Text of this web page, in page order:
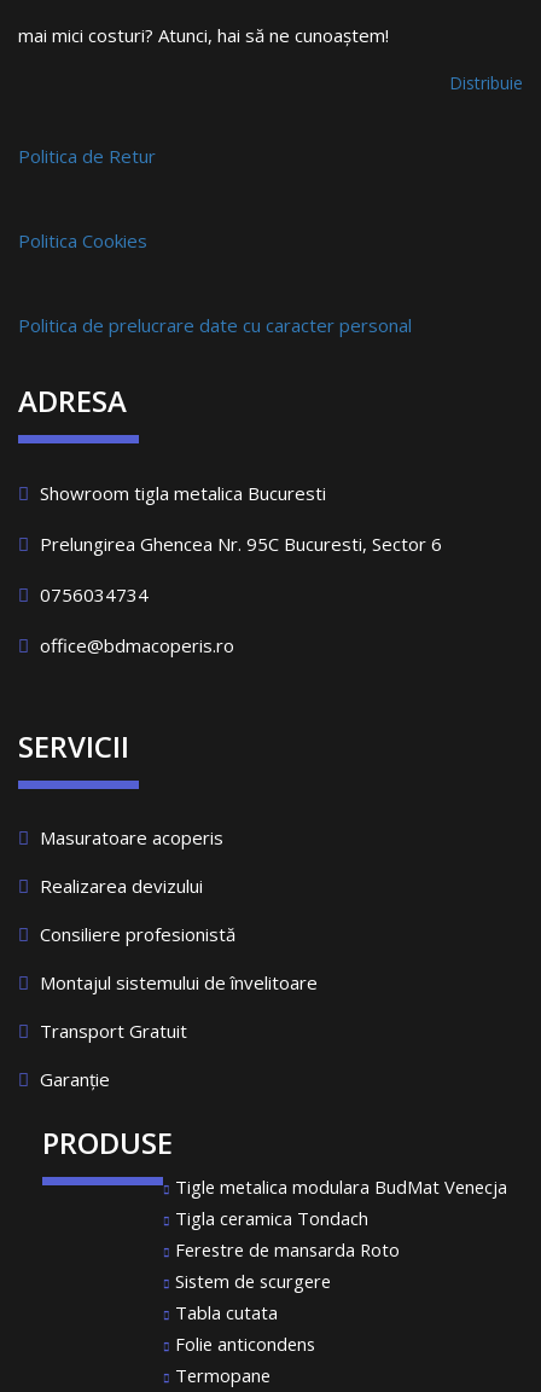
mai mici costuri? Atunci, hai să ne cunoaștem!
Distribuie
Politica de Retur
Politica Cookies
Politica de prelucrare date cu caracter personal
ADRESA
Showroom tigla metalica Bucuresti
Prelungirea Ghencea Nr. 95C Bucuresti, Sector 6
0756034734
office@bdmacoperis.ro
SERVICII
Masuratoare acoperis
Realizarea devizului
Consiliere profesionistă
Montajul sistemului de învelitoare
Transport Gratuit
Garanție
PRODUSE
Tigle metalica modulara BudMat Venecja
Tigla ceramica Tondach
Ferestre de mansarda Roto
Sistem de scurgere
Tabla cutata
Folie anticondens
Termopane